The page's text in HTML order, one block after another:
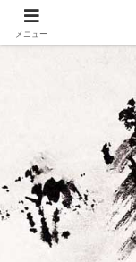
メニュー